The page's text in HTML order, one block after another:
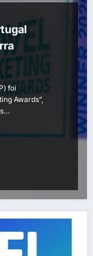
foi
Awards”,